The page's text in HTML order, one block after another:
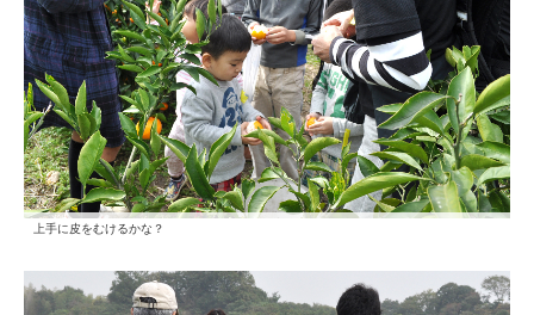
上手に皮をむけるかな？